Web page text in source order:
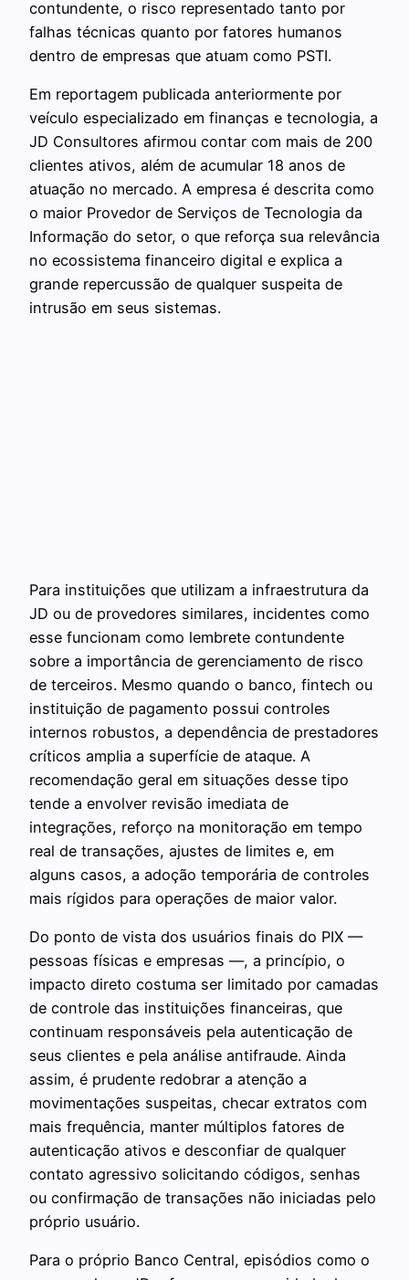
contundente, o risco representado tanto por
falhas técnicas quanto por fatores humanos
dentro de empresas que atuam como PSTI.
Em reportagem publicada anteriormente por
veículo especializado em finanças e tecnologia, a
JD Consultores afirmou contar com mais de 200
clientes ativos, além de acumular 18 anos de
atuação no mercado. A empresa é descrita como
o maior Provedor de Serviços de Tecnologia da
Informação do setor, o que reforça sua relevância
no ecossistema financeiro digital e explica a
grande repercussão de qualquer suspeita de
intrusão em seus sistemas.
Para instituições que utilizam a infraestrutura da
JD ou de provedores similares, incidentes como
esse funcionam como lembrete contundente
sobre a importância de gerenciamento de risco
de terceiros. Mesmo quando o banco, fintech ou
instituição de pagamento possui controles
internos robustos, a dependência de prestadores
críticos amplia a superfície de ataque. A
recomendação geral em situações desse tipo
tende a envolver revisão imediata de
integrações, reforço na monitoração em tempo
real de transações, ajustes de limites e, em
alguns casos, a adoção temporária de controles
mais rígidos para operações de maior valor.
Do ponto de vista dos usuários finais do PIX —
pessoas físicas e empresas —, a princípio, o
impacto direto costuma ser limitado por camadas
de controle das instituições financeiras, que
continuam responsáveis pela autenticação de
seus clientes e pela análise antifraude. Ainda
assim, é prudente redobrar a atenção a
movimentações suspeitas, checar extratos com
mais frequência, manter múltiplos fatores de
autenticação ativos e desconfiar de qualquer
contato agressivo solicitando códigos, senhas
ou confirmação de transações não iniciadas pelo
próprio usuário.
Para o próprio Banco Central, episódios como o